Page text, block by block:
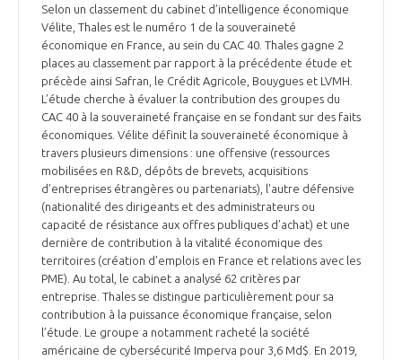
NOS MISSIONS
NOTRE HISTOIRE
LE CONSEIL DU GIFAS
L’ÉQUIPE DU GIFAS
NOS RÉSEAUX À L'INTERNATIONAL
FONCTIONNEMENT
GEADS
COMITÉ AERO PME
STARTAIR
COMMISSIONS ET COMITÉS
ACCOMPAGNEMENT DE NOS ADHÉRENTS
LES PROGRAMMES DU GIFAS
UN ÉCOSYSTÈME INTÉGRÉ ET COHÉRENT
POURQUOI DEVENIR MEMBRE ?
LA MÉDIATION
LA MÉDIATION DANS LA FILIÈRE AÉRONAUTIQUE ET SPATIALE
LE MÉDIATEUR DE LA FILIÈRE AÉRONAUTIQUE ET SPATIALE
MÉDIATION ET CHARTE D’ENGAGEMENT SUR LES RELATIONS ENTRE
CLIENTS ET FOURNISSEURS
LE SALON DU BOURGET
L'OBSERVATOIRE
CHIFFRES CLÉS
Selon un classement du cabinet d’intelligence économique
Vélite, Thales est le numéro 1 de la souveraineté
économique en France, au sein du CAC 40. Thales gagne 2
places au classement par rapport à la précédente étude et
précède ainsi Safran, le Crédit Agricole, Bouygues et LVMH.
L’étude cherche à évaluer la contribution des groupes du
CAC 40 à la souveraineté française en se fondant sur des faits
économiques. Vélite définit la souveraineté économique à
travers plusieurs dimensions : une offensive (ressources
mobilisées en R&D, dépôts de brevets, acquisitions
d’entreprises étrangères ou partenariats), l'autre défensive
(nationalité des dirigeants et des administrateurs ou
capacité de résistance aux offres publiques d’achat) et une
dernière de contribution à la vitalité économique des
territoires (création d’emplois en France et relations avec les
PME). Au total, le cabinet a analysé 62 critères par
entreprise. Thales se distingue particulièrement pour sa
contribution à la puissance économique française, selon
l’étude. Le groupe a notamment racheté la société
américaine de cybersécurité Imperva pour 3,6 Md$. En 2019,
Découvrez les avantages d'adhérer au GIFAS.
Rencontres, salons, données sectorielles,
programmes ...
DEMANDE D’ADHÉSION